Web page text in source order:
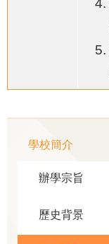
navigation
學校簡介
辦學宗旨
歷史背景